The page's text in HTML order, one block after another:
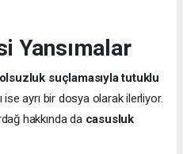
Yansımalar
suçlamasıyla tutuklu
ayrı bir dosya olarak ilerliyor.
hakkında da casusluk